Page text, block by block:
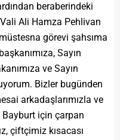
beraberindeki
Ali Hamza Pehlivan
görevi şahsıma
Sayın
ve Sayın
Bizler bugünden
arkadaşlarımızla ve
Bayburt için çarpan
çiftçimiz kısacası